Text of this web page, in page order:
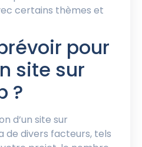
certains thèmes et
pour
site sur
?
d’un site sur
de divers facteurs, tels